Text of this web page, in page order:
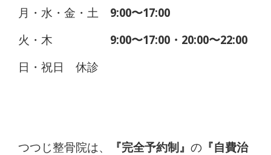
月・水・金・土 9:00〜17:00
火・木 9:00〜17:00・20:00〜22:00
日・祝日 休診
つつじ整骨院は、 『完全予約制』 の 『自費治